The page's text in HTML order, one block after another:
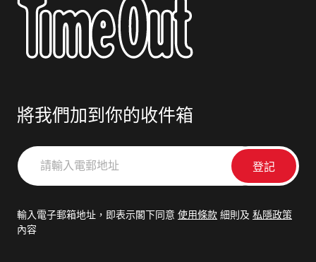
將我們加到你的收件箱
請
輸
郵
輸入電子郵箱地址，即表示閣下同意 使用條款 細則及 私隱政策
內容